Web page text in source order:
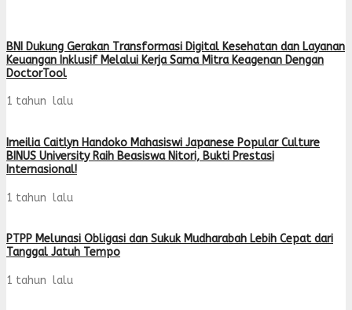
BNI Dukung Gerakan Transformasi Digital Kesehatan dan Layanan
Keuangan Inklusif Melalui Kerja Sama Mitra Keagenan Dengan
DoctorTool
1 tahun lalu
Imeilia Caitlyn Handoko Mahasiswi Japanese Popular Culture
BINUS University Raih Beasiswa Nitori, Bukti Prestasi
Internasional!
1 tahun lalu
PTPP Melunasi Obligasi dan Sukuk Mudharabah Lebih Cepat dari
Tanggal Jatuh Tempo
1 tahun lalu